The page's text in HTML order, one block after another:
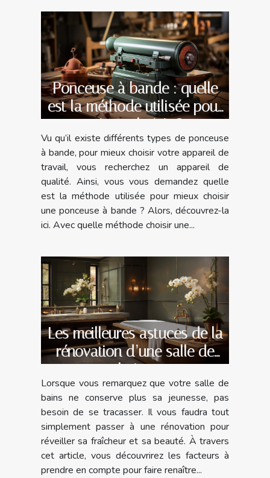
Ponceuse à bande : quelle
est la méthode utilisée pour
mieux choisir ?
Vu qu’il existe différents types de ponceuse
à bande, pour mieux choisir votre appareil de
travail, vous recherchez un appareil de
qualité. Ainsi, vous vous demandez quelle
est la méthode utilisée pour mieux choisir
une ponceuse à bande ? Alors, découvrez-la
ici. Avec quelle méthode choisir une...
Les meilleures astuces de la
rénovation d’une salle de
bains
Lorsque vous remarquez que votre salle de
bains ne conserve plus sa jeunesse, pas
besoin de se tracasser. Il vous faudra tout
simplement passer à une rénovation pour
réveiller sa fraîcheur et sa beauté. À travers
cet article, vous découvrirez les facteurs à
prendre en compte pour faire renaître...